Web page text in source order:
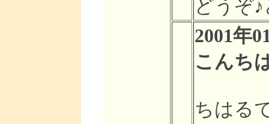
どうぞ
2001年
こんち
ちはる